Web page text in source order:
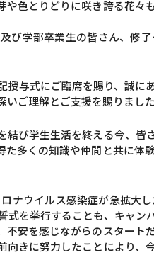
色とりどりに咲き誇る花
び学部卒業生の皆さん、修
与式にご臨席を賜り、誠
ご理解とご支援を賜りまし
び学生生活を終える今、
多くの知識や仲間と共に
ナウイルス感染症が急拡大
を挙行することも、キャ
安を感じながらのスター
きに努力したことにより